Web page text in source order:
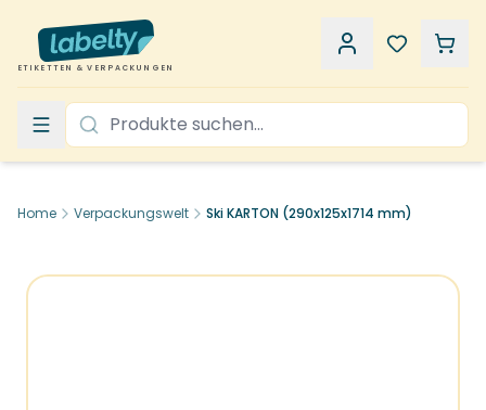
ETIKETTEN & VERPACKUNGEN
Home Verpackungswelt Ski KARTON (290x125x1714 mm)